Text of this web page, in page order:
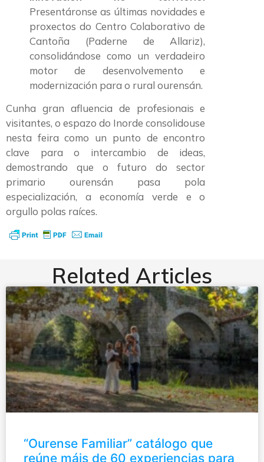
Presentáronse as últimas novidades e
proxectos do Centro Colaborativo de
Cantoña (Paderne de Allariz),
consolidándose como un verdadeiro
motor de desenvolvemento e
modernización para o rural ourensán.
Cunha gran afluencia de profesionais e
visitantes, o espazo do Inorde consolidouse
nesta feira como un punto de encontro
clave para o intercambio de ideas,
demostrando que o futuro do sector
primario ourensán pasa pola
especialización, a economía verde e o
orgullo polas raíces.
Related Articles
“Ourense Familiar” catálogo que
reúne máis de 60 experiencias para